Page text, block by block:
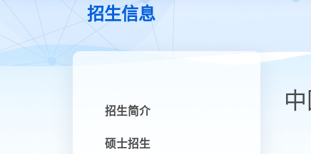
招生信息
招生简介
硕士招生